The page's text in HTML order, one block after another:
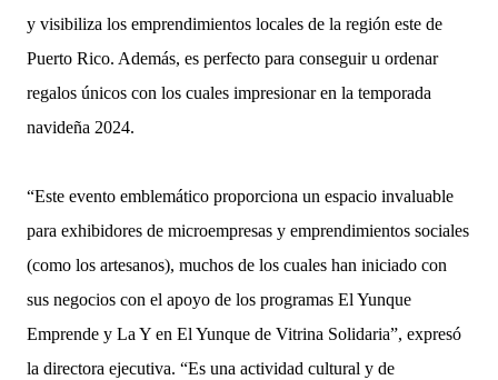
y visibiliza los emprendimientos locales de la región este de
Puerto Rico. Además, es perfecto para conseguir u ordenar
regalos únicos con los cuales impresionar en la temporada
navideña 2024.
“Este evento emblemático proporciona un espacio invaluable
para exhibidores de microempresas y emprendimientos sociales
(como los artesanos), muchos de los cuales han iniciado con
sus negocios con el apoyo de los programas El Yunque
Emprende y La Y en El Yunque de Vitrina Solidaria”, expresó
la directora ejecutiva. “Es una actividad cultural y de